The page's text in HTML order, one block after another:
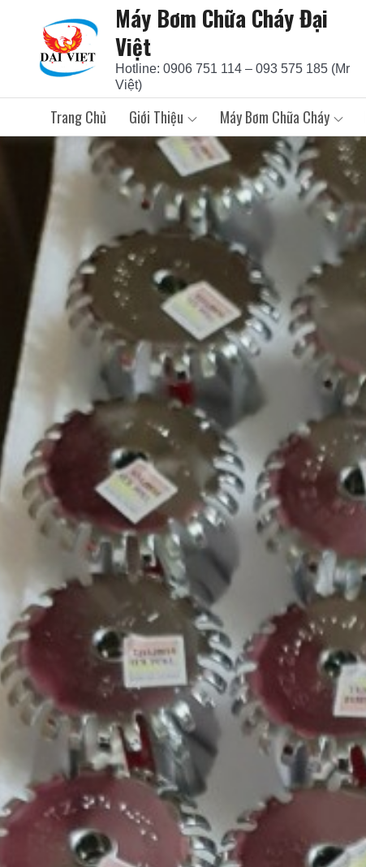
content
Máy Bơm Chữa Cháy Đại
Việt
Hotline: 0906 751 114 – 093 575 185 (Mr
Việt)
Trang Chủ Giới Thiệu Máy Bơm Chữa Cháy